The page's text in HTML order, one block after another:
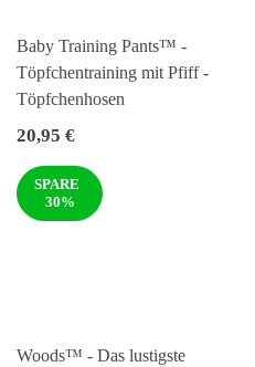
Baby Training Pants™ -
Töpfchentraining mit Pfiff -
Töpfchenhosen
Normaler
20,95 €
SPARE
30%
Woods™ - Das lustigste